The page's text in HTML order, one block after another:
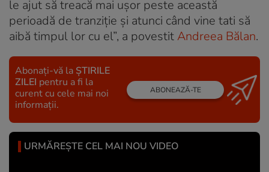
le ajut să treacă mai ușor peste această
perioadă de tranziție și atunci când vine tati să
aibă timpul lor cu el”, a povestitAndreea Bălan.
Abonați-vă la ȘTIRILE
ZILEI pentru a fi la
curent cu cele mai noi
informații.
ABONEAZĂ-TE
URMĂREȘTE CEL MAI NOU VIDEO